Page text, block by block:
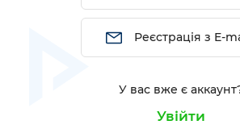
Реєстрація з E-
У вас вже є
Увійти